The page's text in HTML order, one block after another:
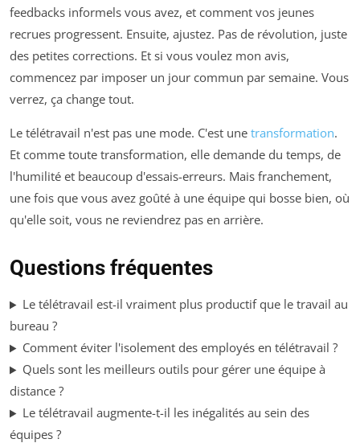
feedbacks informels vous avez, et comment vos jeunes
recrues progressent. Ensuite, ajustez. Pas de révolution, juste
des petites corrections. Et si vous voulez mon avis,
commencez par imposer un jour commun par semaine. Vous
verrez, ça change tout.
Le télétravail n'est pas une mode. C'est une transformation.
Et comme toute transformation, elle demande du temps, de
l'humilité et beaucoup d'essais-erreurs. Mais franchement,
une fois que vous avez goûté à une équipe qui bosse bien, où
qu'elle soit, vous ne reviendrez pas en arrière.
Questions fréquentes
Le télétravail est-il vraiment plus productif que le travail au
bureau ?
Comment éviter l'isolement des employés en télétravail ?
Quels sont les meilleurs outils pour gérer une équipe à
distance ?
Le télétravail augmente-t-il les inégalités au sein des
équipes ?